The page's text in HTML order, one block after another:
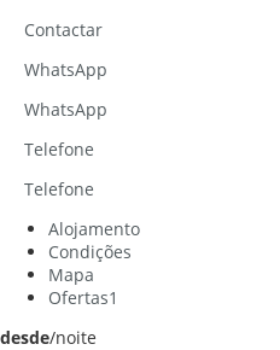
Contactar
WhatsApp
WhatsApp
Telefone
Telefone
Alojamento
Condições
Mapa
Ofertas1
desde/noite